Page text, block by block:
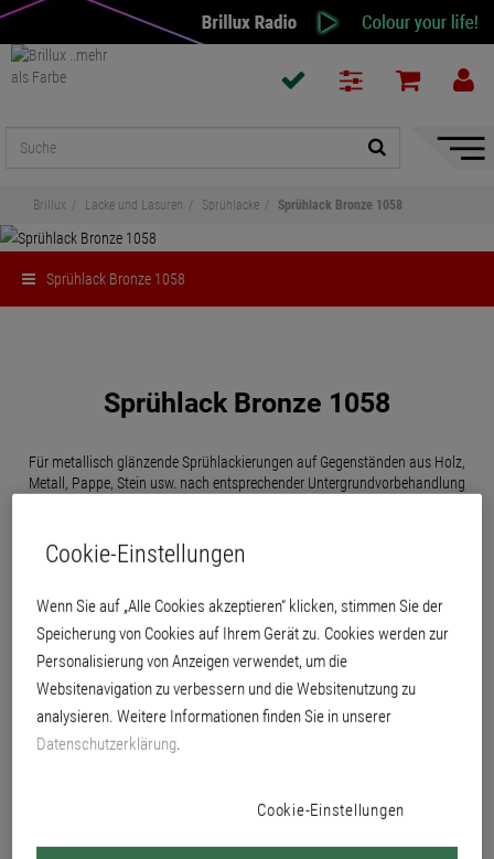
Brillux Lacke und Lasuren Sprühlacke Sprühlack Bronze 1058
Sprühlack Bronze 1058
Sprühlack Bronze 1058
Für metallisch glänzende Sprühlackierungen auf Gegenständen aus Holz,
Metall, Pappe, Stein usw. nach entsprechender Untergrundvorbehandlung
Cookie-Einstellungen
Wenn Sie auf „Alle Cookies akzeptieren“ klicken, stimmen Sie der
Speicherung von Cookies auf Ihrem Gerät zu. Cookies werden zur
Personalisierung von Anzeigen verwendet, um die
Websitenavigation zu verbessern und die Websitenutzung zu
analysieren. Weitere Informationen finden Sie in unserer
Datenschutzerklärung.
Cookie-Einstellungen